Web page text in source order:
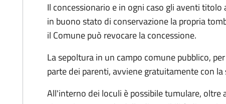
Il concessionario e in ogni caso gli aventi
in buono stato di conservazione la propria
il Comune può revocare la concessione.
La sepoltura in un campo comune pubblico,
parte dei parenti, avviene gratuitamente con
All'interno dei loculi è possibile tumulare, oltre